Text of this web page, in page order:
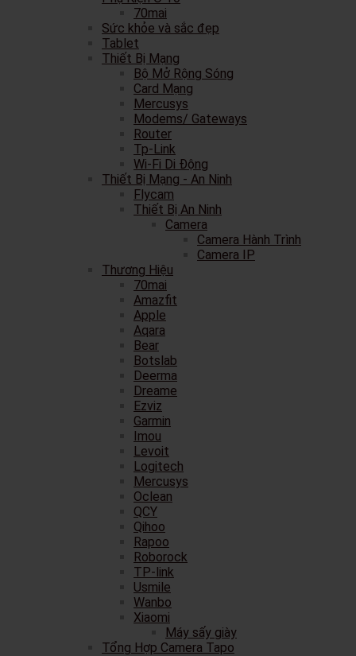
70mai
Sức khỏe và sắc đẹp
Tablet
Thiết Bị Mạng
Bộ Mở Rộng Sóng
Card Mạng
Mercusys
Modems/ Gateways
Router
Tp-Link
Wi-Fi Di Động
Thiết Bị Mạng - An Ninh
Flycam
Thiết Bị An Ninh
Camera
Camera Hành Trình
Camera IP
Thương Hiệu
70mai
Amazfit
Apple
Aqara
Bear
Botslab
Deerma
Dreame
Ezviz
Garmin
Imou
Levoit
Logitech
Mercusys
Oclean
QCY
Qihoo
Rapoo
Roborock
TP-link
Usmile
Wanbo
Xiaomi
Máy sấy giày
Tổng Hợp Camera Tapo